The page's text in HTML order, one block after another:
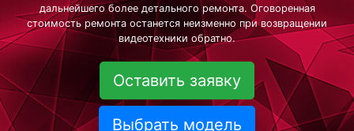
дальнейшего более детального ремонта. Оговоренная
стоимость ремонта останется неизменно при возвращении
видеотехники обратно.
Оставить заявку
Выбрать модель